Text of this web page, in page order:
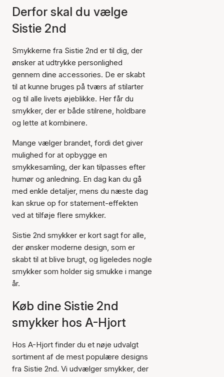
Derfor skal du vælge
Sistie 2nd
Smykkerne fra Sistie 2nd er til dig, der
ønsker at udtrykke personlighed
gennem dine accessories. De er skabt
til at kunne bruges på tværs af stilarter
og til alle livets øjeblikke. Her får du
smykker, der er både stilrene, holdbare
og lette at kombinere.
Mange vælger brandet, fordi det giver
mulighed for at opbygge en
smykkesamling, der kan tilpasses efter
humør og anledning. En dag kan du gå
med enkle detaljer, mens du næste dag
kan skrue op for statement-effekten
ved at tilføje flere smykker.
Sistie 2nd smykker er kort sagt for alle,
der ønsker moderne design, som er
skabt til at blive brugt, og ligeledes nogle
smykker som holder sig smukke i mange
år.
Køb dine Sistie 2nd
smykker hos A-Hjort
Hos A-Hjort finder du et nøje udvalgt
sortiment af de mest populære designs
fra Sistie 2nd. Vi udvælger smykker, der